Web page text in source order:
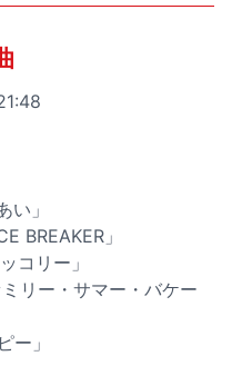
」
BREAKER」
コリー」
リー・サマー・バケー
ー」